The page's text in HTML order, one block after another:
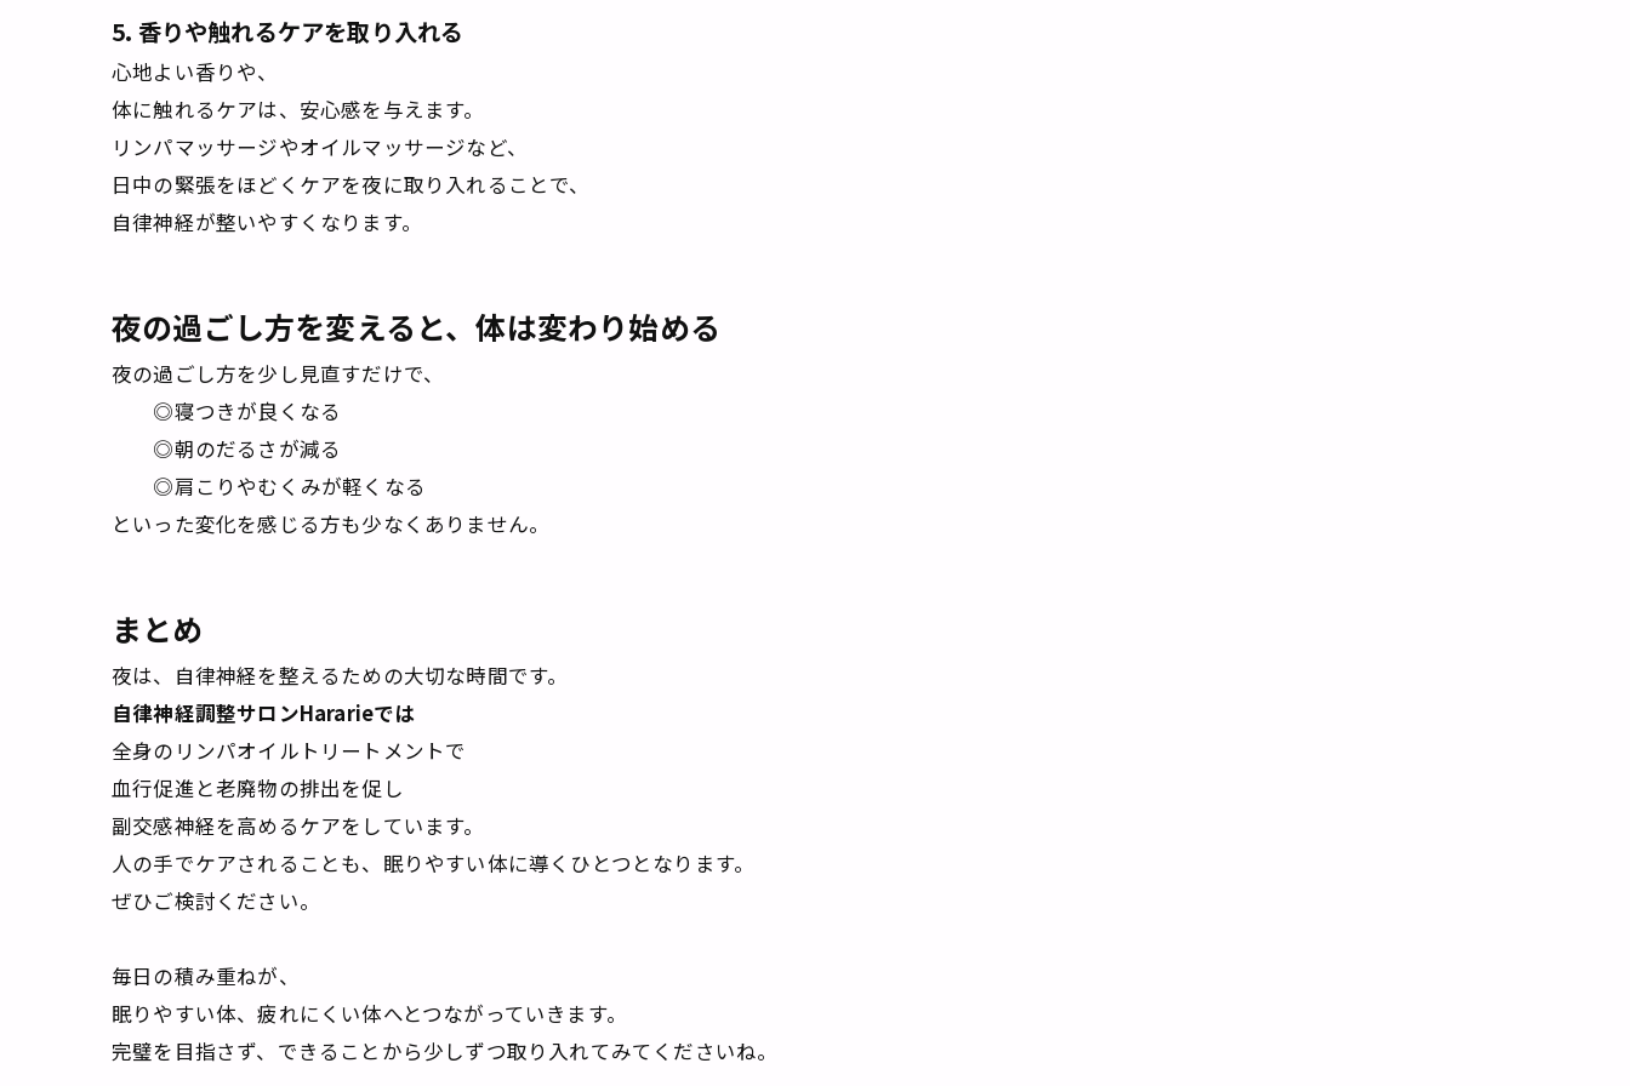
5. 香りや触れるケアを取り入れる
心地よい香りや、
体に触れるケアは、安心感を与えます。
リンパマッサージやオイルマッサージなど、
日中の緊張をほどくケアを夜に取り入れることで、
自律神経が整いやすくなります。
夜の過ごし方を変えると、体は変わり始める
夜の過ごし方を少し見直すだけで、
◎寝つきが良くなる
◎朝のだるさが減る
◎肩こりやむくみが軽くなる
といった変化を感じる方も少なくありません。
まとめ
夜は、自律神経を整えるための大切な時間です。
自律神経調整サロンHararieでは
全身のリンパオイルトリートメントで
血行促進と老廃物の排出を促し
副交感神経を高めるケアをしています。
人の手でケアされることも、眠りやすい体に導くひとつとなります。
ぜひご検討ください。
毎日の積み重ねが、
眠りやすい体、疲れにくい体へとつながっていきます。
完璧を目指さず、できることから少しずつ取り入れてみてくださいね。